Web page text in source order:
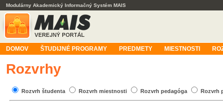
Modulárny Akademický Informačný Systém MAIS
DOMOV ŠTUDIJNÉ PROGRAMY PREDMETY MIESTNOSTI
Rozvrhy
Rozvrh študenta Rozvrh miestnosti Rozvrh pedagóga Rozvrh